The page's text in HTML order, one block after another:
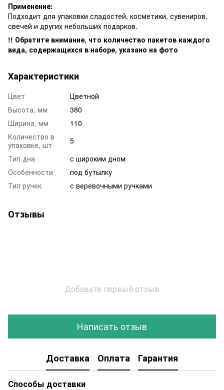
Применение:
Подходит для упаковки сладостей, косметики, сувениров,
свечей и других небольших подарков.
!! Обратите внимание, что количество пакетов каждого
вида, содержащихся в наборе, указано на фото
Характеристики
Цвет
Цветной
Высота, мм
380
Ширина, мм
110
Количество в
упаковке, шт
5
Тип дна
с широким дном
Особенности
под бутылку
Тип ручек
с веревочными ручками
Отзывы
Добавьте первый отзыв
Написать отзыв
Доставка Оплата Гарантия
Способы доставки